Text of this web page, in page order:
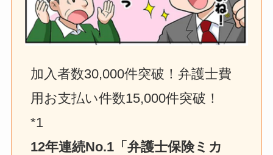
加入者数30,000件突破！弁護士費
用お支払い件数15,000件突破！
*1
12年連続No.1「弁護士保険ミカ